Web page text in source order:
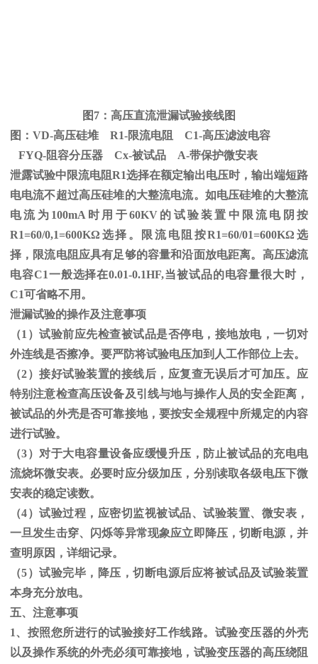
图 7 ：高压直流泄漏试验接线图
图： VD-高压硅堆 R1-限流电阻 C1-高压滤波电容
FYQ-阻容分压器 Cx-被试品 A-带保护微安表
泄露试验中限流电阻R1选择在额定输出电压时，输出端短路
电电流不超过高压硅堆的大整流电流。如电压硅堆的大整流
电流为 100mA 时用于60KV的试验装置中限流电阴按
R1=60/0,1=600KΩ 选择。限流电阻按R1=60/01=600KΩ选
择，限流电阻应具有足够的容量和沿面放电距离。高压滤流
电容C1一般选择在0.01-0.1HF,当被试品的电容量很大时，
C1可省略不用。
泄漏试验的操作及注意事项
（1）试验前应先检查被试品是否停电，接地放电，一切对
外连线是否擦净。要严防将试验电压加到人工作部位上去。
（2）接好试验装置的接线后，应复查无误后才可加压。应
特别注意检查高压设备及引线与地与操作人员的安全距离，
被试品的外壳是否可靠接地，要按安全规程中所规定的内容
进行试验。
（3）对于大电容量设备应缓慢升压，防止被试品的充电电
流烧坏微安表。必要时应分级加压，分别读取各级电压下微
安表的稳定读数。
（4）试验过程，应密切监视被试品、试验装置、微安表，
一旦发生击穿、闪烁等异常现象应立即降压，切断电源，并
查明原因，详细记录。
（5）试验完毕，降压，切断电源后应将被试品及试验装置
本身充分放电。
五、注意事项
1、按照您所进行的试验接好工作线路。试验变压器的外壳
以及操作系统的外壳必须可靠接地，试验变压器的高压绕阻